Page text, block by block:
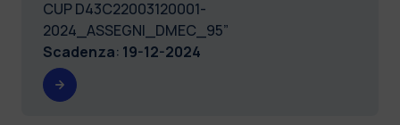
CUP D43C22003120001-
2024_ASSEGNI_DMEC_95”
Scadenza: 19-12-2024